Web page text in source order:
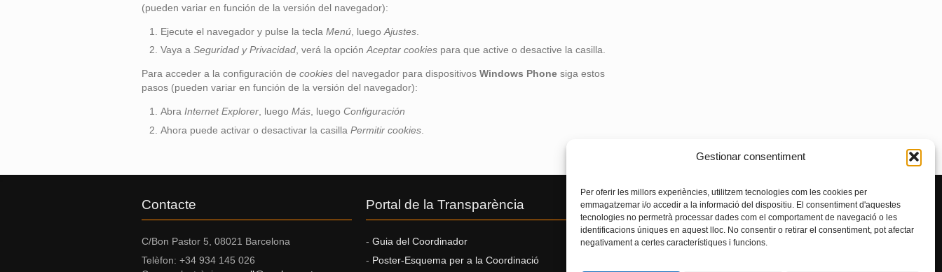
Gestionar consentiment
Per oferir les millors experiències, utilitzem tecnologies com les cookies per
emmagatzemar i/o accedir a la informació del dispositiu. El consentiment d'aquestes
tecnologies no permetrà processar dades com el comportament de navegació o les
identificacions úniques en aquest lloc. No consentir o retirar el consentiment, pot afectar
negativament a certes característiques i funcions.
(pueden variar en función de la versión del navegador):
Ejecute el navegador y pulse la teclaMenú , luegoAjustes
Vaya aSeguridad y Privacidad, verá la opciónAceptar cookies para que active o desactive la casilla.
Para acceder a la configuración de cookies del navegador para dispositivos Windows Phone siga estos
pasos (pueden variar en función de la versión del navegador):
AbraInternet Explorer , luegoMás , luegoConfiguración
Ahora puede activar o desactivar la casillaPermitir cookies
Contacte
C/Bon Pastor 5, 08021 Barcelona
Telèfon: +34 934 145 026
Portal de la Transparència
- Guia del Coordinador
- Poster-Esquema per a la Coordinació
Finestreta única
Finestreta única de la professió